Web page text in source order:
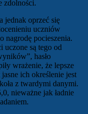
zdolności.
jednak oprzeć się
uczniów
nagrodę pocieszenia.
uczone są tego od
hasło
wrażenie, że lepsze
ich określenie jest
z twardymi danymi.
nieważne jak ładnie